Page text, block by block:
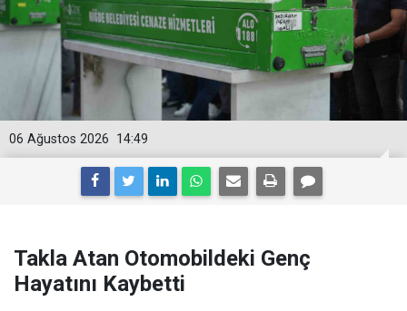
14:49
06 Ağustos 2026
Takla Atan Otomobildeki Genç
Hayatını Kaybetti